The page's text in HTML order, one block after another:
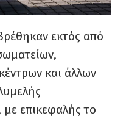
εκτός από
και άλλων
επικεφαλής το